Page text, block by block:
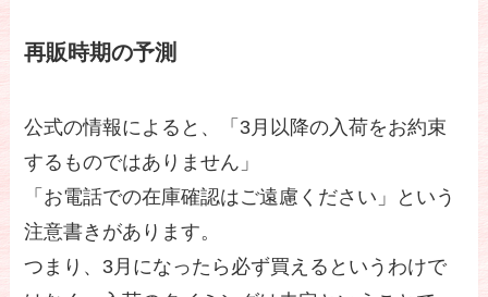
再販時期の予測
公式の情報によると、「3月以降の入荷をお約束
するものではありません」
「お電話での在庫確認はご遠慮ください」という
注意書きがあります。
つまり、3月になったら必ず買えるというわけで